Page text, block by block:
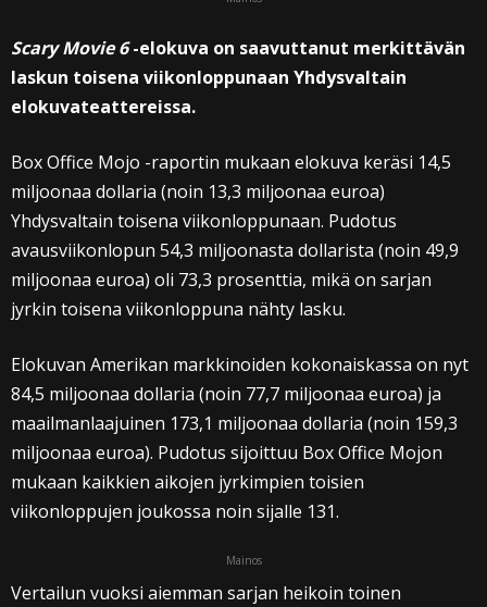
Scary Movie 6-elokuva on saavuttanut merkittävän
laskun toisena viikonloppunaan Yhdysvaltain
elokuvateattereissa.
Box Office Mojo -raportin mukaan elokuva keräsi 14,5
miljoonaa dollaria (noin 13,3 miljoonaa euroa)
Yhdysvaltain toisena viikonloppunaan. Pudotus
avausviikonlopun 54,3 miljoonasta dollarista (noin 49,9
miljoonaa euroa) oli 73,3 prosenttia, mikä on sarjan
jyrkin toisena viikonloppuna nähty lasku.
Elokuvan Amerikan markkinoiden kokonaiskassa on nyt
84,5 miljoonaa dollaria (noin 77,7 miljoonaa euroa) ja
maailmanlaajuinen 173,1 miljoonaa dollaria (noin 159,3
miljoonaa euroa). Pudotus sijoittuu Box Office Mojon
mukaan kaikkien aikojen jyrkimpien toisien
viikonloppujen joukossa noin sijalle 131.
Mainos
Vertailun vuoksi aiemman sarjan heikoin toinen